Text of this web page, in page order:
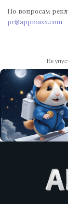
По вопросам
pr@appmaxx.com
Не